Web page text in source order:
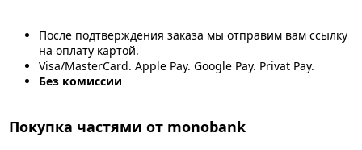
После подтверждения заказа мы отправим вам ссылку
на оплату картой.
Visa/MasterCard. Apple Pay. Google Pay. Privat Pay.
Без комиссии
Покупка частями от monobank